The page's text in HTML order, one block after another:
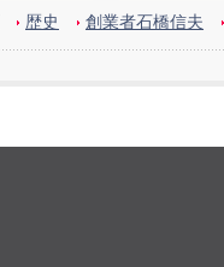
歴史 創業者石橋信夫